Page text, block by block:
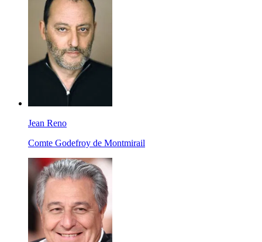
Jean Reno
Comte Godefroy de Montmirail